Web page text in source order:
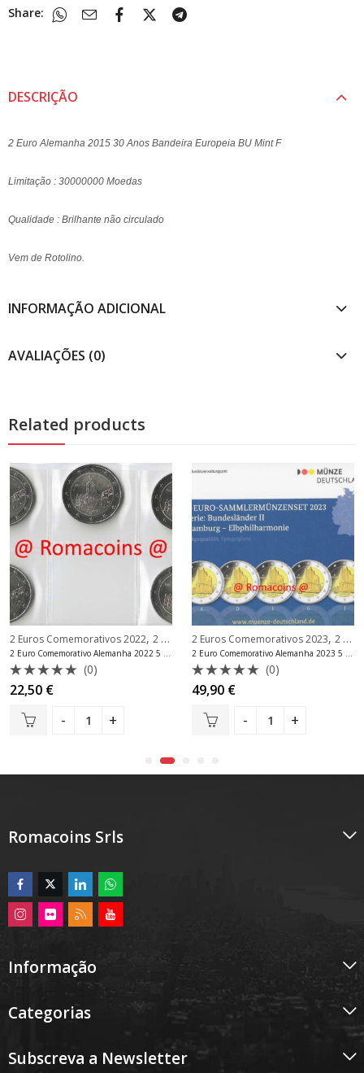
Share:
DESCRIÇÃO
2 Euro Alemanha 2015 30 Anos Bandeira Europeia BU Mint F
Limitação : 30000000 Moedas
Qualidade : Brilhante não circulado
Vem de Rotolino.
INFORMAÇÃO ADICIONAL
AVALIAÇÕES (0)
Related products
2 Euros Comemorativos 2022, 2 Euros Comemorativos Alemanha
2 Euro Comemorativo Alemanha 2022 5 Casas da Moeda Thüringen
Avaliação
0
de
(0)
22,50 €
2 Euros Comemorativos 2023, 2 Euros Comemorativos Alemanha
2 Euro Comemorativo Alemanha 2023 5 Casas da Moeda Prova
Avaliação
0
de
(0)
49,90 €
Romacoins Srls
Informação
Categorias
Subscreva a Newsletter